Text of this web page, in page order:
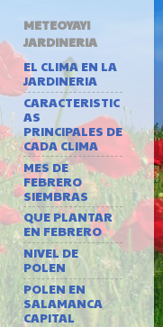
METEOYAYI
JARDINERIA
EL CLIMA EN LA
JARDINERIA
CARACTERISTIC
AS
PRINCIPALES DE
CADA CLIMA
MES DE
FEBRERO
SIEMBRAS
QUE PLANTAR
EN FEBRERO
NIVEL DE
POLEN
POLEN EN
SALAMANCA
CAPITAL